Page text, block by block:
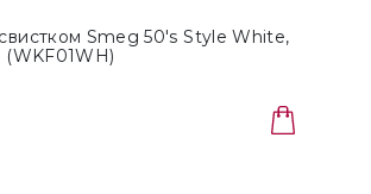
Smeg 50's Style White,
(WKF01WH)